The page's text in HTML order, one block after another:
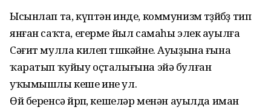
Ысынлап та, күптән инде, коммунизм төҙөйбөҙ тип
янған саҡта, егерме йыл самаһы элек ауылға
Сәғит мулла килеп төшкәйне. Ауыҙына ғына
ҡаратып ҡуйыу оҫталығына эйә булған
уҡымышлы кеше ине ул.
Өй беренсә йөрөп, кешеләр менән ауылда иман